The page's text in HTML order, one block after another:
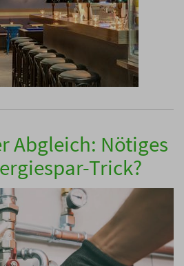
Abgleich: Nötiges
Trick?